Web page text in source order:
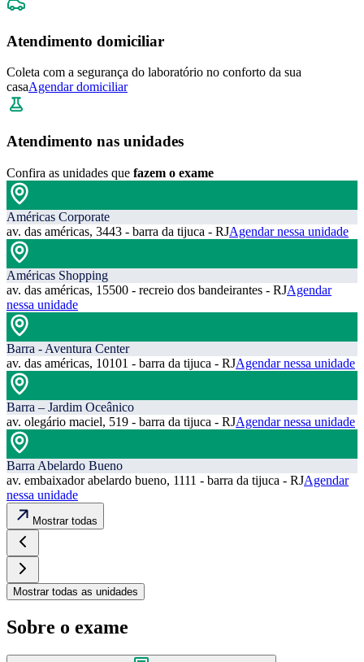
Atendimento domiciliar
Coleta com a segurança do laboratório no conforto da sua
casaAgendar domiciliar
Atendimento nas unidades
Confira as unidades que fazem o exame
Américas Corporate
av. das américas, 3443 - barra da tijuca - RJAgendar nessa unidade
Américas Shopping
av. das américas, 15500 - recreio dos bandeirantes - RJAgendar
nessa unidade
Barra - Aventura Center
av. das américas, 10101 - barra da tijuca - RJAgendar nessa unidade
Barra – Jardim Oceânico
av. olegário maciel, 519 - barra da tijuca - RJAgendar nessa unidade
Barra Abelardo Bueno
av. embaixador abelardo bueno, 1111 - barra da tijuca - RJAgendar
nessa unidade
Mostrar todas
Mostrar todas as unidades
Sobre o exame